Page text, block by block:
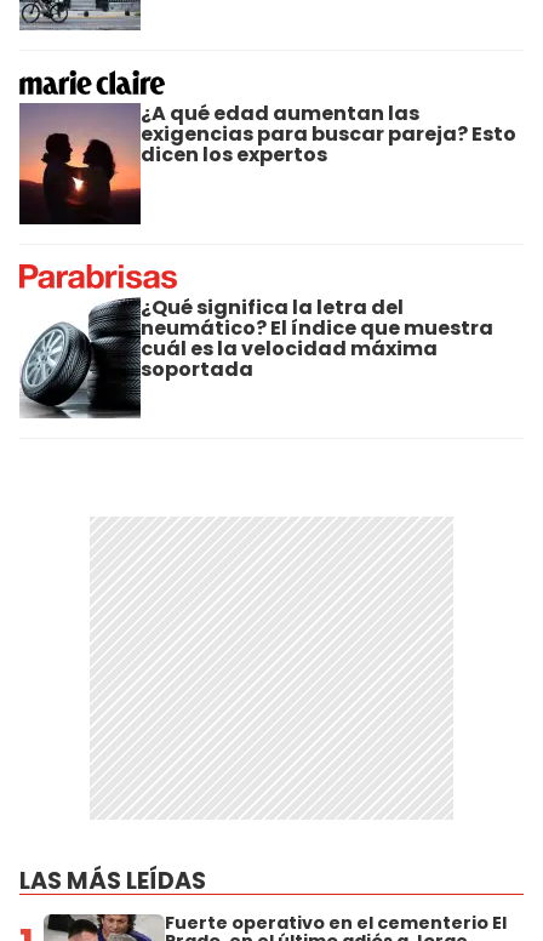
¿A qué edad aumentan las
exigencias para buscar pareja? Esto
dicen los expertos
¿Qué significa la letra del
neumático? El índice que muestra
cuál es la velocidad máxima
soportada
LAS MÁS LEÍDAS
Fuerte operativo en el cementerio El